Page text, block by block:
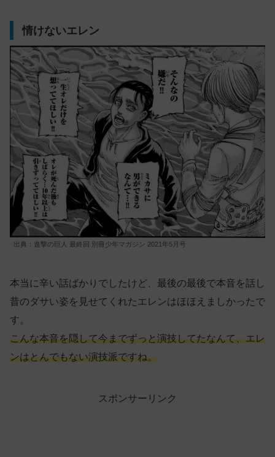
情けないエレン
出典：進撃の巨人 最終回 別冊少年マガジン 2021年5月号
本当に辛い話ばかりでしたけど、最後の最後で本音を話し
昔のダサい姿を見せてくれたエレンはほほえましかったで
す。
こんな本音を隠して今までずっと演技してたなんて、エレ
ンはとんでもない演技派ですね。
スポンサーリンク